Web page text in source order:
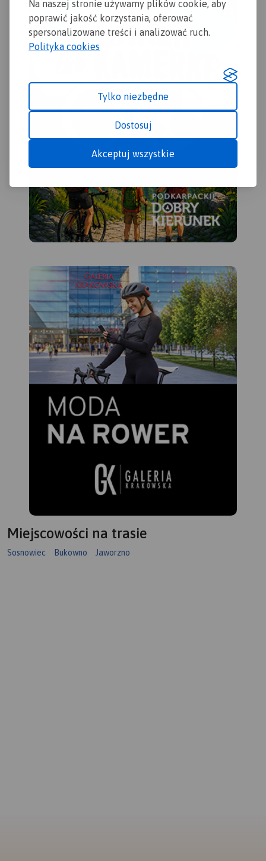
Na naszej stronie używamy plików cookie, aby
poprawić jakość korzystania, oferować
spersonalizowane treści i analizować ruch.
Polityka cookies
Tylko niezbędne
Dostosuj
Akceptuj wszystkie
Miejscowości na trasie
Sosnowiec Bukowno Jaworzno